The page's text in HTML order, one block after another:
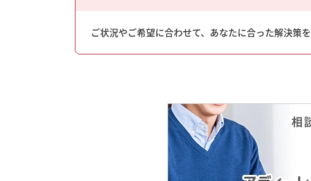
ご状況やご希望に合わせて、あなたに合った解決策